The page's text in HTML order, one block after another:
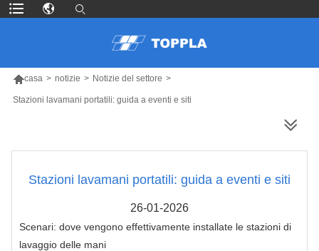
casa > notizie > Notizie del settore >
Stazioni lavamani portatili: guida a eventi e siti
Stazioni lavamani portatili: guida a eventi e siti
26-01-2026
Scenari: dove vengono effettivamente installate le stazioni di
lavaggio delle mani